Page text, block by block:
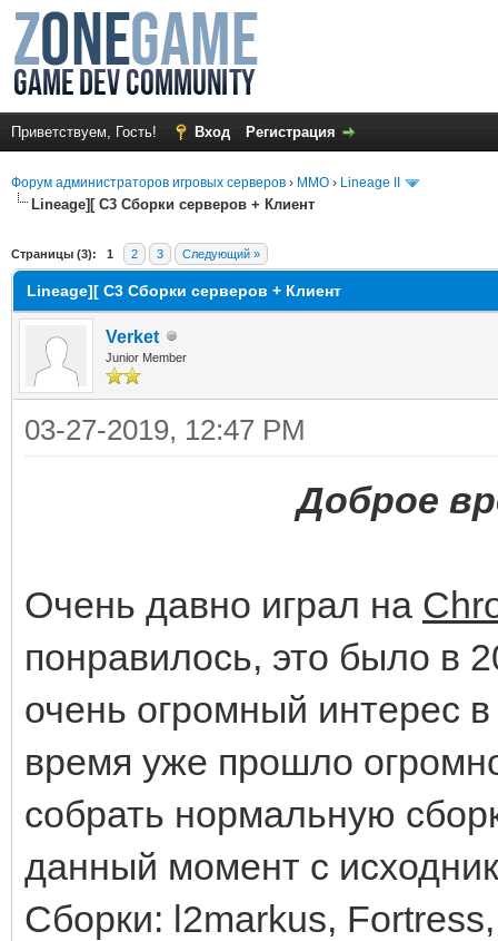
Приветствуем, Гость! Вход Регистрация
Форум администраторов игровых серверов › MMO › Lineage II
Lineage][ C3 Сборки серверов + Клиент
Страницы (3): 1 2 3 Следующий »
Lineage][ C3 Сборки серверов + Клиент
Verket
Junior Member
03-27-2019, 12:47 PM
Доброе
Очень давно играл на
понравилось, это было в
очень огромный интерес
время уже прошло
собрать нормальную
данный момент с
Сборки: l2markus,